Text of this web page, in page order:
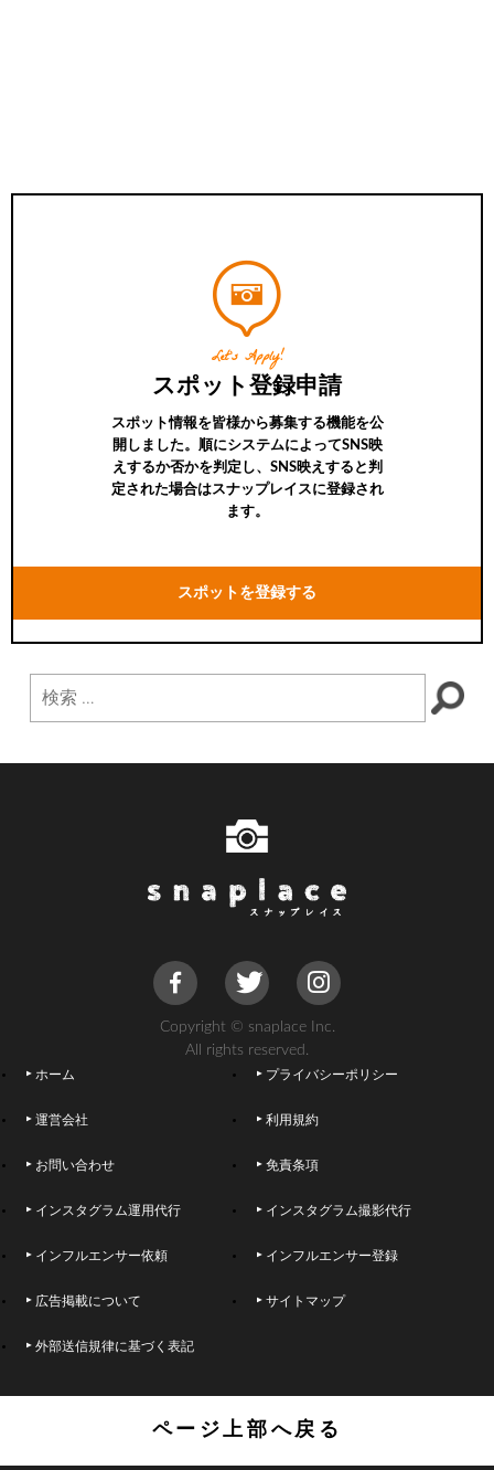
Let’s Apply!
スポット登録申請
スポット情報を皆様から募集する機能を公
開しました。順にシステムによってSNS映
えするか否かを判定し、SNS映えすると判
定された場合はスナップレイスに登録され
ます。
スポットを登録する
Copyright © snaplace Inc.
All rights reserved.
ホーム プライバシーポリシー
運営会社 利用規約
お問い合わせ 免責条項
インスタグラム運用代行 インスタグラム撮影代行
インフルエンサー依頼 インフルエンサー登録
広告掲載について サイトマップ
外部送信規律に基づく表記
ページ上部へ戻る